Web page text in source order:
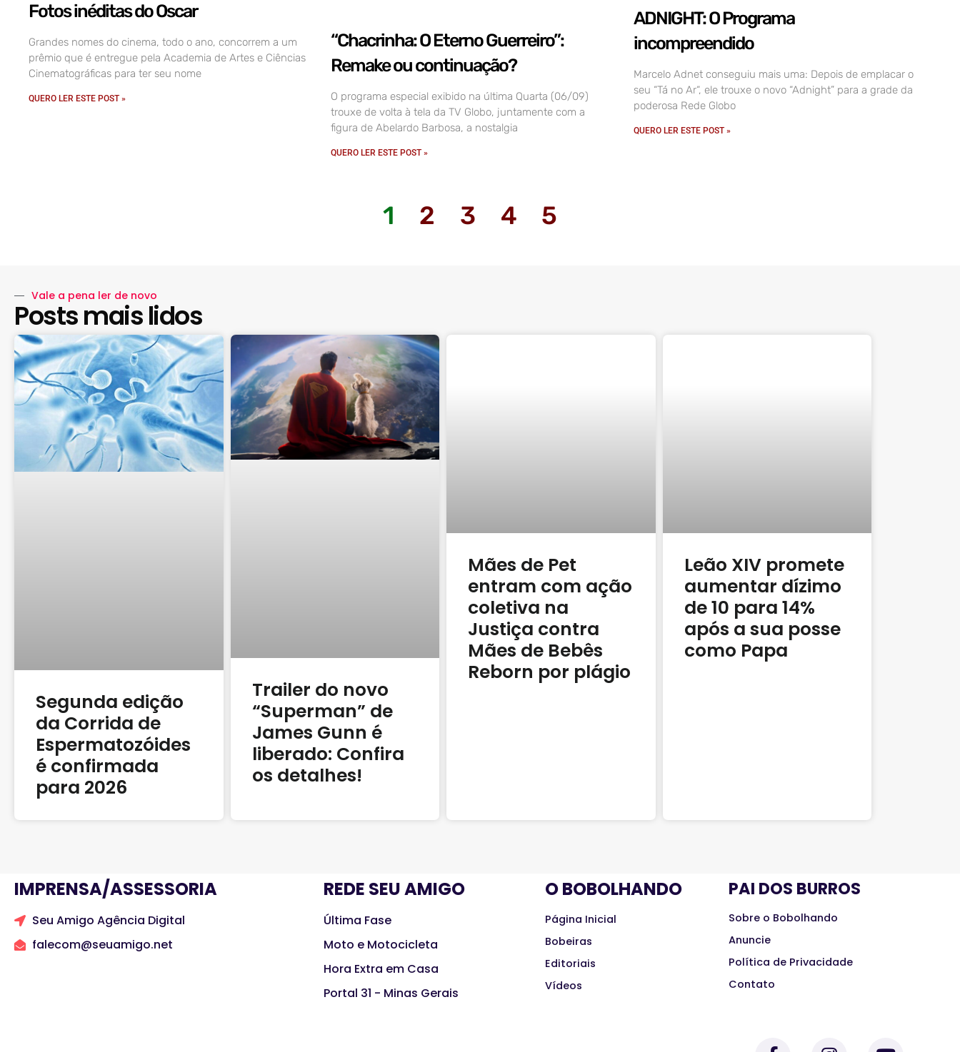
Fotos inéditas do Oscar
Grandes nomes do cinema, todo o ano, concorrem a um
prêmio que é entregue pela Academia de Artes e Ciências
Cinematográficas para ter seu nome
QUERO LER ESTE POST »
“Chacrinha: O Eterno Guerreiro”:
Remake ou continuação?
O programa especial exibido na última Quarta (06/09)
trouxe de volta à tela da TV Globo, juntamente com a
figura de Abelardo Barbosa, a nostalgia
QUERO LER ESTE POST »
ADNIGHT: O Programa
incompreendido
Marcelo Adnet conseguiu mais uma: Depois de emplacar o
seu “Tá no Ar“, ele trouxe o novo “Adnight” para a grade da
poderosa Rede Globo
QUERO LER ESTE POST »
1 2 3 4 5
Vale a pena ler de novo
Posts mais lidos
Segunda edição
da Corrida de
Espermatozóides
é confirmada
para 2026
Trailer do novo
“Superman” de
James Gunn é
liberado: Confira
os detalhes!
Mães de Pet
entram com ação
coletiva na
Justiça contra
Mães de Bebês
Reborn por plágio
Leão XIV promete
aumentar dízimo
de 10 para 14%
após a sua posse
como Papa
IMPRENSA/ASSESSORIA
Seu Amigo Agência Digital
falecom@seuamigo.net
REDE SEU AMIGO
Última Fase
Moto e Motocicleta
Hora Extra em Casa
Portal 31 - Minas Gerais
O BOBOLHANDO
Página Inicial
Bobeiras
Editoriais
Vídeos
PAI DOS BURROS
Sobre o Bobolhando
Anuncie
Política de Privacidade
Contato